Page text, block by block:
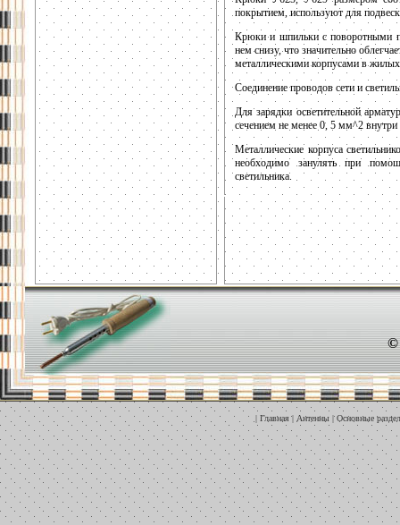
покрытием, используют для
Крюки и шпильки с поворотными
нем снизу, что значительно
металлическими корпусами в
Соединение проводов сети и
Для зарядки осветительной
сечением не менее 0, 5 мм^2
Металлические корпуса
необходимо занулять при
светильника.
| Главная| Антенны |Основные